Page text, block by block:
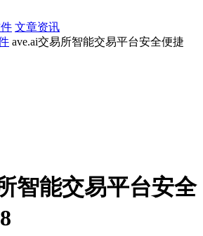
文章资讯
ave.ai交易所智能交易平台安全便捷
智能交易平台安全